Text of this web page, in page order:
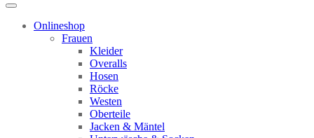
Onlineshop
Frauen
Kleider
Overalls
Hosen
Röcke
Westen
Oberteile
Jacken & Mäntel